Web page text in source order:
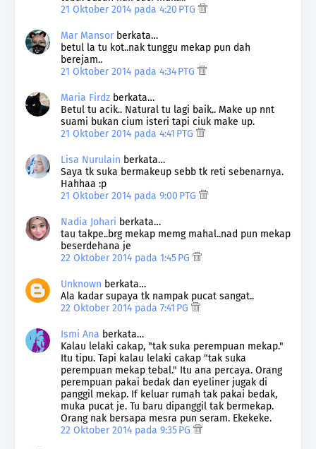
21 Oktober 2014 pada 4:20 PTG
Mar Mansorberkata…
betul la tu kot..nak tunggu mekap pun dah
berejam..
21 Oktober 2014 pada 4:34 PTG
Maria Firdz berkata…
Betul tu acik.. Natural tu lagi baik.. Make up nnt
suami bukan cium isteri tapi ciuk make up.
21 Oktober 2014 pada 4:41 PTG
Lisa Nurulain berkata…
Saya tk suka bermakeup sebb tk reti sebenarnya.
Hahhaa :p
21 Oktober 2014 pada 9:00 PTG
Nadia Johari berkata…
tau takpe..brg mekap memg mahal..nad pun mekap
beserdehana je
22 Oktober 2014 pada 1:45 PG
Unknown berkata…
Ala kadar supaya tk nampak pucat sangat..
22 Oktober 2014 pada 7:41 PG
Ismi Ana berkata…
Kalau lelaki cakap, "tak suka perempuan mekap."
Itu tipu. Tapi kalau lelaki cakap "tak suka
perempuan mekap tebal." Itu ana percaya. Orang
perempuan pakai bedak dan eyeliner jugak di
panggil mekap. If keluar rumah tak pakai bedak,
muka pucat je. Tu baru dipanggil tak bermekap.
Orang nak bersapa mesra pun seram. Ekekeke.
22 Oktober 2014 pada 9:35 PG